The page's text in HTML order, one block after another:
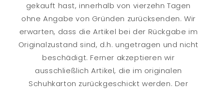
gekauft hast, innerhalb von vierzehn Tagen
ohne Angabe von Gründen zurücksenden. Wir
erwarten, dass die Artikel bei der Rückgabe im
Originalzustand sind, d.h. ungetragen und nicht
beschädigt. Ferner akzeptieren wir
ausschließlich Artikel, die im originalen
Schuhkarton zurückgeschickt werden. Der